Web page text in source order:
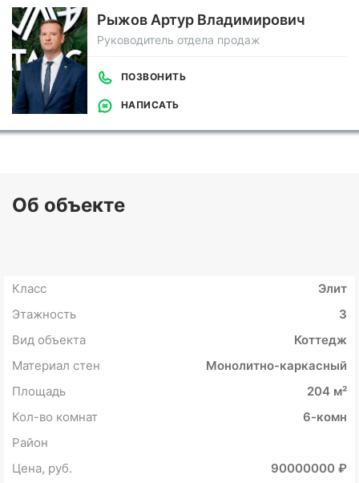
Рыжов Артур Владимирович
Руководитель отдела продаж
ПОЗВОНИТЬ
НАПИСАТЬ
Об объекте
Класс
Элит
Этажность
3
Вид объекта
Коттедж
Материал стен
Монолитно-каркасный
Площадь
204 м²
Кол-во комнат
6-комн
Район
Цена, руб.
90000000 ₽